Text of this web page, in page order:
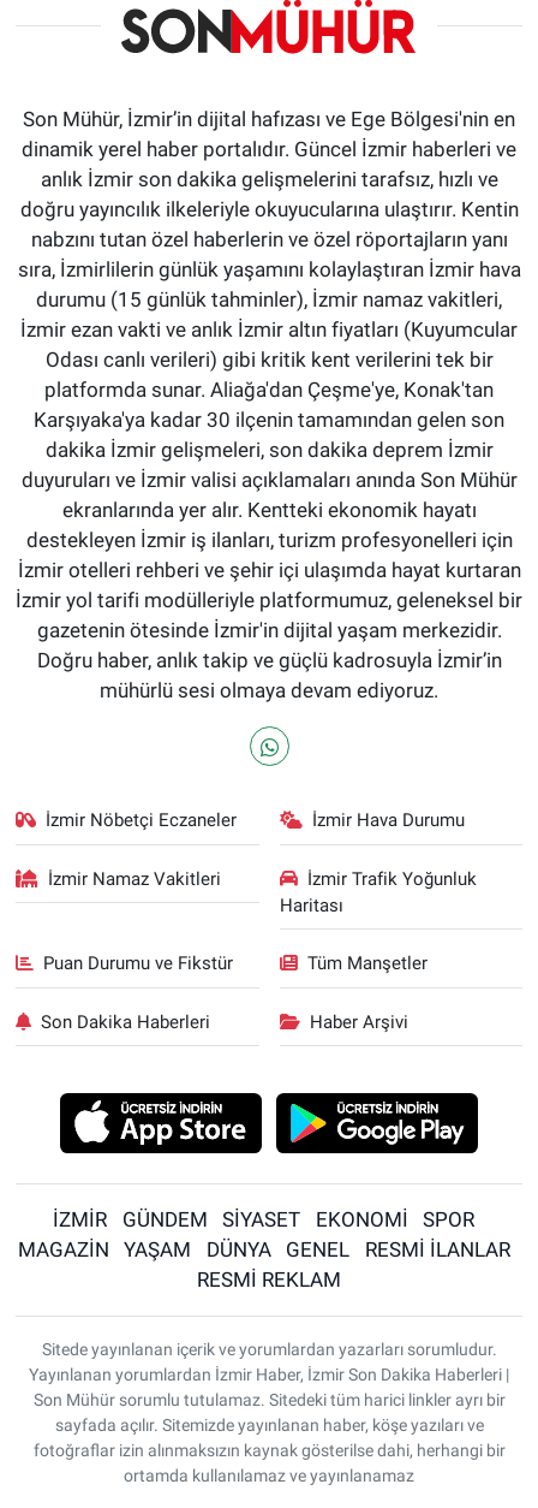
Son Mühür, İzmir’in dijital hafızası ve Ege Bölgesi'nin en
dinamik yerel haber portalıdır. Güncel İzmir haberleri ve
anlık İzmir son dakika gelişmelerini tarafsız, hızlı ve
doğru yayıncılık ilkeleriyle okuyucularına ulaştırır. Kentin
nabzını tutan özel haberlerin ve özel röportajların yanı
sıra, İzmirlilerin günlük yaşamını kolaylaştıran İzmir hava
durumu (15 günlük tahminler), İzmir namaz vakitleri,
İzmir ezan vakti ve anlık İzmir altın fiyatları (Kuyumcular
Odası canlı verileri) gibi kritik kent verilerini tek bir
platformda sunar. Aliağa'dan Çeşme'ye, Konak'tan
Karşıyaka'ya kadar 30 ilçenin tamamından gelen son
dakika İzmir gelişmeleri, son dakika deprem İzmir
duyuruları ve İzmir valisi açıklamaları anında Son Mühür
ekranlarında yer alır. Kentteki ekonomik hayatı
destekleyen İzmir iş ilanları, turizm profesyonelleri için
İzmir otelleri rehberi ve şehir içi ulaşımda hayat kurtaran
İzmir yol tarifi modülleriyle platformumuz, geleneksel bir
gazetenin ötesinde İzmir'in dijital yaşam merkezidir.
Doğru haber, anlık takip ve güçlü kadrosuyla İzmir’in
mühürlü sesi olmaya devam ediyoruz.
İzmir Nöbetçi Eczaneler İzmir Hava Durumu
İzmir Namaz Vakitleri
İzmir Trafik Yoğunluk
Haritası
Puan Durumu ve Fikstür Tüm Manşetler
Son Dakika Haberleri Haber Arşivi
İZMİR GÜNDEM SİYASET EKONOMİ
SPOR
MAGAZİN
YAŞAM DÜNYA GENEL
RESMİ İLANLAR
RESMİ REKLAM
Sitede yayınlanan içerik ve yorumlardan yazarları sorumludur.
Yayınlanan yorumlardan İzmir Haber, İzmir Son Dakika Haberleri |
Son Mühür sorumlu tutulamaz. Sitedeki tüm harici linkler ayrı bir
sayfada açılır. Sitemizde yayınlanan haber, köşe yazıları ve
fotoğraflar izin alınmaksızın kaynak gösterilse dahi, herhangi bir
ortamda kullanılamaz ve yayınlanamaz